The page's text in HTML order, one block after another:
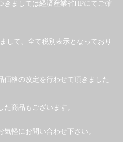
きましては経済産業省HPにてご確
して、全て税別表示となっており
価格の改定を行わせて頂きました
商品もございます。
軽にお問い合わせ下さい。